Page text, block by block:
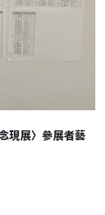
現展〉參展者藝